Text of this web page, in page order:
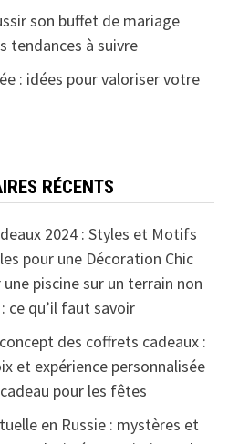
son buffet de mariage
tendances à suivre
: idées pour valoriser votre
RÉCENTS
2024 : Styles et Motifs
pour une Décoration Chic
piscine sur un terrain non
ce qu’il faut savoir
des coffrets cadeaux :
et expérience personnalisée
pour les fêtes
en Russie : mystères et